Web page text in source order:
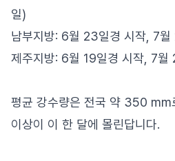
일)
남부지방: 6월 23일경 시작, 7월
제주지방: 6월 19일경 시작, 7월
평균 강수량은 전국 약 350
이상이 이 한 달에 몰린답니다.